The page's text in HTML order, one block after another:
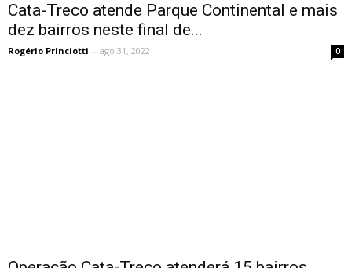
Cata-Treco atende Parque Continental e mais
dez bairros neste final de...
Rogério Princiotti - ago 31, 2022 0